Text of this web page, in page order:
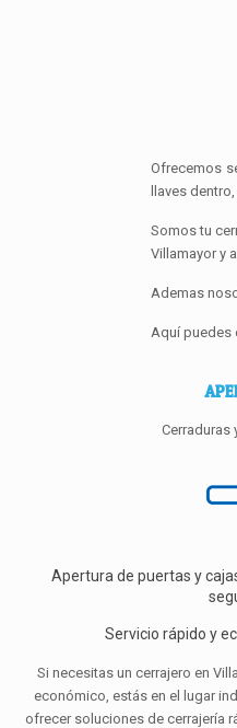
Ofrecemos
llaves
Somos tu
Villamayor y
Ademas
Aquí puedes
Cerraduras
Apertura de puertas y
Servicio rápido y
Si necesitas un cerrajero en
económico, estás en el lugar
ofrecer soluciones de cerrajería